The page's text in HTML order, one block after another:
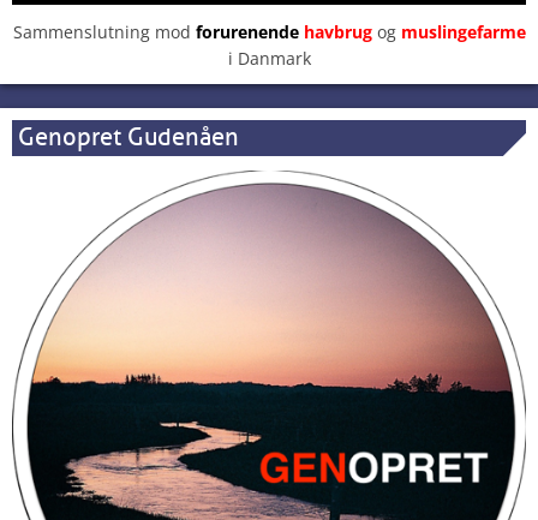
Sammenslutning mod forurenendehavbrugog muslingefarme
i Danmark
Genopret Gudenåen